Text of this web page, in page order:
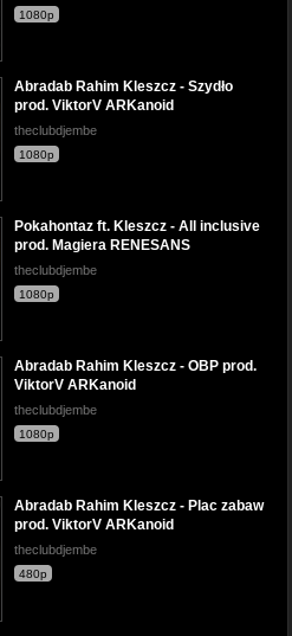
1080p
Abradab Rahim Kleszcz - Szydło
prod. ViktorV ARKanoid
theclubdjembe
1080p
Pokahontaz ft. Kleszcz - All inclusive
prod. Magiera RENESANS
theclubdjembe
1080p
Abradab Rahim Kleszcz - OBP prod.
ViktorV ARKanoid
theclubdjembe
1080p
Abradab Rahim Kleszcz - Plac zabaw
prod. ViktorV ARKanoid
theclubdjembe
480p